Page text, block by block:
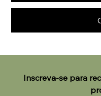
Inscreva-se para